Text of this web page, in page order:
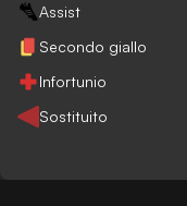
Assist
Secondo giallo
Infortunio
Sostituito